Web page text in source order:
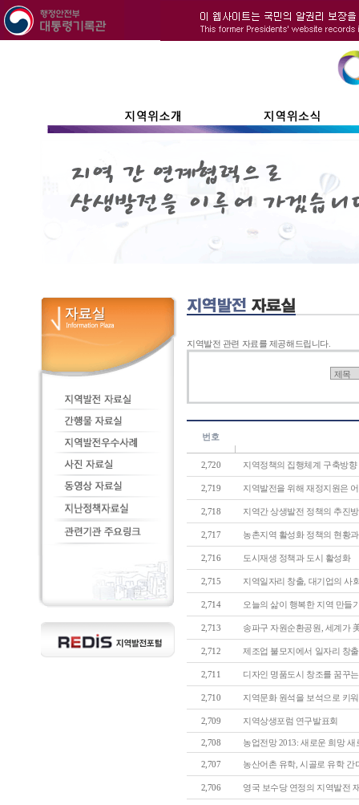
지역발전 관련 자료를 제공해드립니다.
번호
2,720 지역정책의 집행체계 구축방향
2,719 지역발전을 위해 재정지원은
2,718 지역간 상생발전 정책의 추진
2,717 농촌지역 활성화 정책의 현황
2,716 도시재생 정책과 도시 활성화
2,715 지역일자리 창출, 대기업의 사
2,714 오늘의 삶이 행복한 지역 만들
2,713 송파구 자원순환공원, 세계가
2,712 제조업 불모지에서 일자리 창
2,711 디자인 명품도시 창조를 꿈꾸
2,710 지역문화 원석을 보석으로 키
2,709 지역상생포럼 연구발표회
2,708 농업전망 2013: 새로운 희망 새
2,707 농산어촌 유학, 시골로 유학 간
2,706 영국 보수당 연정의 지역발전